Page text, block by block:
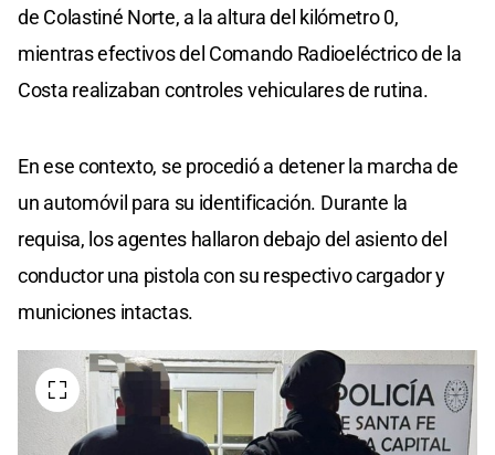
de Colastiné Norte, a la altura del kilómetro 0,
mientras efectivos del Comando Radioeléctrico de la
Costa realizaban controles vehiculares de rutina.
En ese contexto, se procedió a detener la marcha de
un automóvil para su identificación. Durante la
requisa, los agentes hallaron debajo del asiento del
conductor una pistola con su respectivo cargador y
municiones intactas.